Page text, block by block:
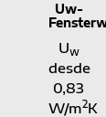
Uw-
Uw
desde
0,83
W/m2K